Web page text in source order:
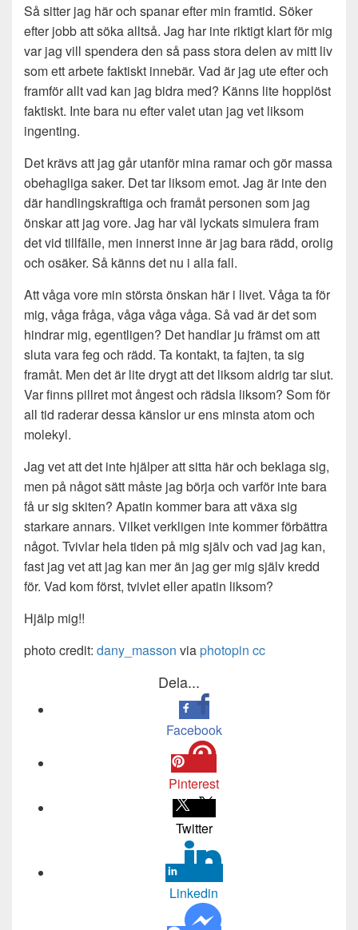
Så sitter jag här och spanar efter min framtid. Söker
efter jobb att söka alltså. Jag har inte riktigt klart för mig
var jag vill spendera den så pass stora delen av mitt liv
som ett arbete faktiskt innebär. Vad är jag ute efter och
framför allt vad kan jag bidra med? Känns lite hopplöst
faktiskt. Inte bara nu efter valet utan jag vet liksom
ingenting.
Det krävs att jag går utanför mina ramar och gör massa
obehagliga saker. Det tar liksom emot. Jag är inte den
där handlingskraftiga och framåt personen som jag
önskar att jag vore. Jag har väl lyckats simulera fram
det vid tillfälle, men innerst inne är jag bara rädd, orolig
och osäker. Så känns det nu i alla fall.
Att våga vore min största önskan här i livet. Våga ta för
mig, våga fråga, våga våga våga. Så vad är det som
hindrar mig, egentligen? Det handlar ju främst om att
sluta vara feg och rädd. Ta kontakt, ta fajten, ta sig
framåt. Men det är lite drygt att det liksom aldrig tar slut.
Var finns pillret mot ångest och rädsla liksom? Som för
all tid raderar dessa känslor ur ens minsta atom och
molekyl.
Jag vet att det inte hjälper att sitta här och beklaga sig,
men på något sätt måste jag börja och varför inte bara
få ur sig skiten? Apatin kommer bara att växa sig
starkare annars. Vilket verkligen inte kommer förbättra
något. Tvivlar hela tiden på mig själv och vad jag kan,
fast jag vet att jag kan mer än jag ger mig själv kredd
för. Vad kom först, tvivlet eller apatin liksom?
Hjälp mig!!
photo credit: dany_masson viaphotopin cc
Dela...
Facebook
Pinterest
Twitter
Linkedin